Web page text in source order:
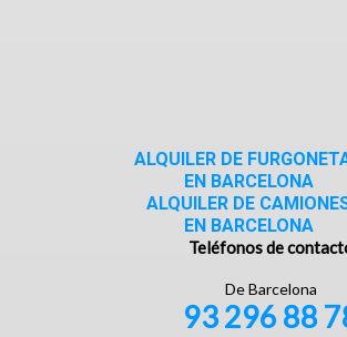
ALQUILER DE
EN BARCELONA
ALQUILER DE
EN BARCELONA
Teléfonos de
De Barcelona
93 296 88